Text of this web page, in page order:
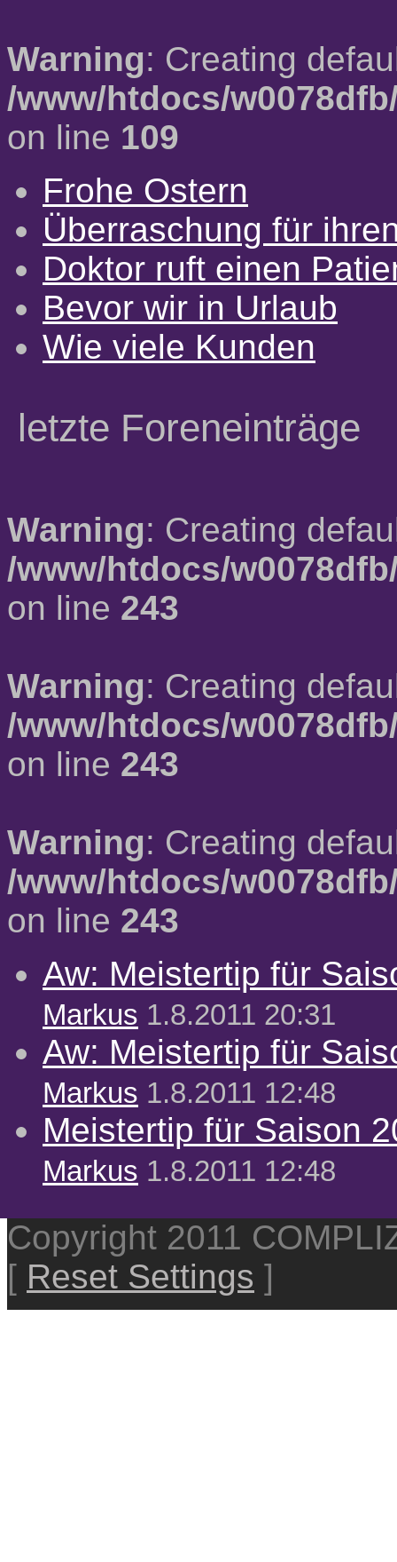
Warning: Creating
/www/htdocs/
on line 109
Frohe Ostern
Überraschung für
Doktor ruft einen
Bevor wir in Urlaub
Wie viele Kunden
letzte Foreneinträge
Warning: Creating
/www/htdocs/
on line 243
Warning: Creating
/www/htdocs/
on line 243
Warning: Creating
/www/htdocs/
on line 243
Aw: Meistertip für
Markus 1.8.2011 20:31
Aw: Meistertip für
Markus 1.8.2011 12:48
Meistertip für Saison
Markus 1.8.2011 12:48
Copyright 2011
[ Reset Settings ]